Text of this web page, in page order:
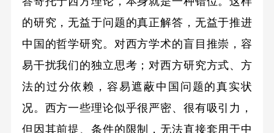
的研究，无益于问题的真正解答，无益于推进
中国的哲学研究。对西方学术的盲目推崇，容
易干扰我们的独立思考；对西方研究方式、方
法的过分依赖，容易遮蔽中国问题的真实状
况。西方一些理论似乎很严密、很有吸引力，
但因其前提、条件的限制，无法直接套用于中